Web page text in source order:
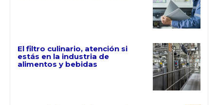
El filtro culinario, atención si
estás en la industria de
alimentos y bebidas